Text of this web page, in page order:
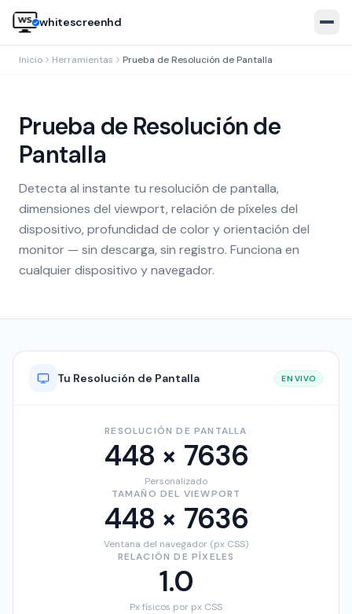
whitescreenhd
🇬🇧EN 🇧🇷PT 🇪🇸 ES 🇹🇷TR 🇮🇹
Open white screen
Inicio Herramientas Prueba de Resolución de Pantalla
Prueba de Resolución de
Pantalla
Detecta al instante tu resolución de pantalla,
dimensiones del viewport, relación de píxeles del
dispositivo, profundidad de color y orientación del
monitor — sin descarga, sin registro. Funciona en
cualquier dispositivo y navegador.
Tu Resolución de Pantalla EN VIVO
RESOLUCIÓN DE PANTALLA
448 × 7636
Personalizado
TAMAÑO DEL VIEWPORT
448 × 7636
Ventana del navegador (px CSS)
RELACIÓN DE PÍXELES
1.0
Px físicos por px CSS